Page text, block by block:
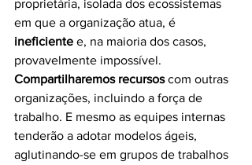
proprietária, isolada dos ecossistemas
em que a organização atua, é
ineficiente e, na maioria dos casos,
provavelmente impossível.
Compartilharemos recursos com outras
organizações, incluindo a força de
trabalho. E mesmo as equipes internas
tenderão a adotar modelos ágeis,
aglutinando-se em grupos de trabalhos